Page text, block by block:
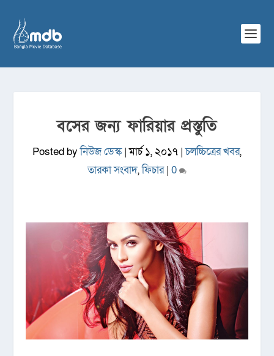
বসের জন্য ফারিয়ার প্রস্তুতি
Posted byনিউজ ডেস্ক|মার্চ ১, ২০১৭ |চলচ্চিত্রের খবর,
তারকা সংবাদ,ফিচার| 0